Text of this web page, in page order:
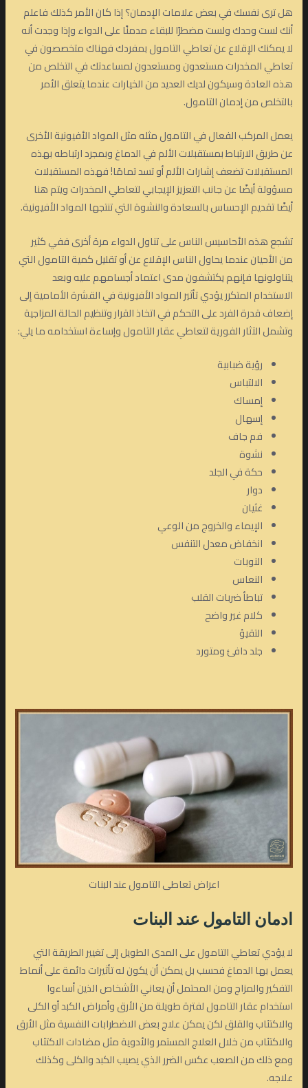
هل ترى نفسك في بعض علامات الإدمان؟ إذا كان الأمر كذلك فاعلم
أنك لست وحدك ولست مضطرًا للبقاء مدمنًا على الدواء وإذا وجدت أنه
لا يمكنك الإقلاع عن تعاطي التامول بمفردك فهناك متخصصون في
تعاطي المخدرات مستعدون ومستعدون لمساعدتك في التخلص من
هذه العادة وسيكون لديك العديد من الخيارات عندما يتعلق الأمر
بالتخلص من إدمان التامول.
يعمل المركب الفعال في التامول مثله مثل المواد الأفيونية الأخرى
عن طريق الارتباط بمستقبلات الألم في الدماغ وبمجرد ارتباطه بهذه
المستقبلات تضعف إشارات الألم أو تسد تمامًا! فهذه المستقبلات
مسؤولة أيضًا عن جانب التعزيز الإيجابي لتعاطي المخدرات ويتم هنا
أيضًا تقديم الإحساس بالسعادة والنشوة التي تنتجها المواد الأفيونية.
تشجع هذه الأحاسيس الناس على تناول الدواء مرة أخرى ففي كثير
من الأحيان عندما يحاول الناس الإقلاع عن أو تقليل كمية التامول التي
يتناولونها فإنهم يكتشفون مدى اعتماد أجسامهم عليه وبعد
الاستخدام المتكرر يؤدي تأثير المواد الأفيونية في القشرة الأمامية إلى
إضعاف قدرة الفرد على التحكم في اتخاذ القرار وتنظيم الحالة المزاجية
وتشمل الآثار الفورية لتعاطي عقار التامول وإساءة استخدامه ما يلي:
رؤية ضبابية
الالتباس
إمساك
إسهال
فم جاف
نشوة
حكة في الجلد
دوار
غثيان
الإيماء والخروج من الوعي
انخفاض معدل التنفس
النوبات
النعاس
تباطأ ضربات القلب
كلام غير واضح
التقيؤ
جلد دافئ ومتورد
اعراض تعاطى التامول عند البنات
ادمان التامول عند البنات
لا يؤدي تعاطي التامول على المدى الطويل إلى تغيير الطريقة التي
يعمل بها الدماغ فحسب بل يمكن أن يكون له تأثيرات دائمة على أنماط
التفكير والمزاج ومن المحتمل أن يعاني الأشخاص الذين أساءوا
استخدام عقار التامول لفترة طويلة من الأرق وأمراض الكبد أو الكلى
والاكتئاب والقلق لكن يمكن علاج بعض الاضطرابات النفسية مثل الأرق
والاكتئاب من خلال العلاج المستمر والأدوية مثل مضادات الاكتئاب
ومع ذلك من الصعب عكس الضرر الذي يصيب الكبد والكلى وكذلك
علاجه.